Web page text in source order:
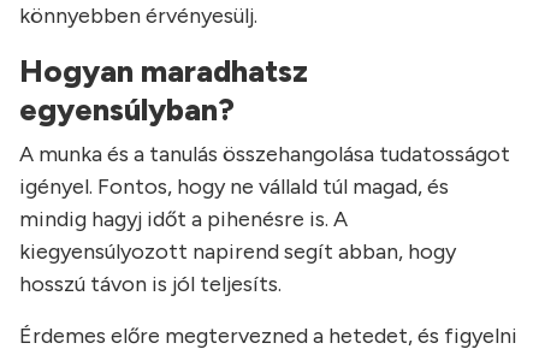
könnyebben érvényesülj.
Hogyan maradhatsz
egyensúlyban?
A munka és a tanulás összehangolása tudatosságot
igényel. Fontos, hogy ne vállald túl magad, és
mindig hagyj időt a pihenésre is. A
kiegyensúlyozott napirend segít abban, hogy
hosszú távon is jól teljesíts.
Érdemes előre megtervezned a hetedet, és figyelni